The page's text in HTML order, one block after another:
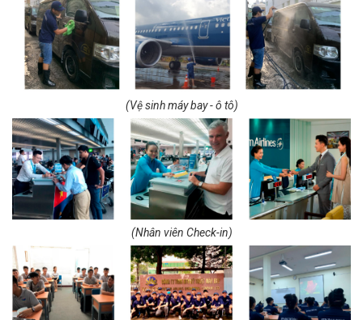
(Vệ sinh máy bay - ô tô)
(Nhân viên Check-in)